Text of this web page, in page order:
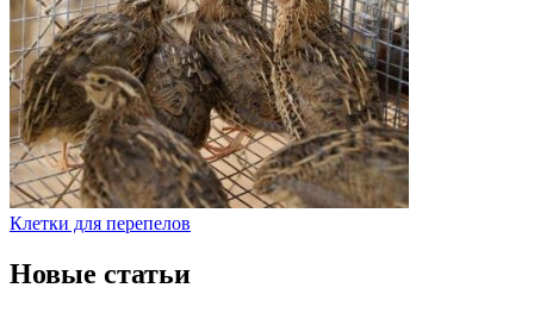
Клетки для перепелов
Новые статьи